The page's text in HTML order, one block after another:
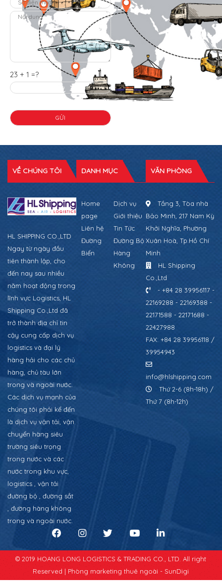
23 + 1 =?
VỀ CHÚNG TÔI
HL SHIPPING CO.,LTD
Ngay từ ngày đầu
tiên thành lập, cho
đến nay sau nhiều
năm hoạt động trong
lĩnh vực Logistics, HL
Shipping Co.,Ltd đã
trở thành địa chỉ tin
cậy cung cấp dịch vụ
logistics và đại lý
hàng hải cho các chủ
hàng, chủ tàu lớn
trong và ngoài nước.
Các dịch vụ mạnh của
chúng tôi phải kể đến
là dịch vụ vận tải, vận
chuyển hàng siêu
trường siêu trọng
trong nước và các
nước trong khu vực,
logistics , vận tải
đường bộ , đường sắt
, đường hàng không
trong và ngoài nước.
DANH MỤC
Home
page
Dịch vụ
Giới thiệu
Liên hệ
Tin Tức
Đường
Biển
Đường Bộ
Hàng
Không
VĂN PHÒNG
Tầng 3, Tòa nhà
Bảo Minh, 217 Nam Kỳ
Khởi Nghĩa, Phường
Xuân Hoà, Tp.Hồ Chí
Minh
HL Shipping
Co.,Ltd
- +84 28 39956117 -
22169288 - 22169388 -
22171588 - 22171688 -
22427988
FAX: +84 28 39956118 /
39954943
info@hlshipping.com
Thứ 2-6 (8h-18h) /
Thứ 7 (8h-12h)
© 2019 HOANG LONG LOGISTICS & TRADING CO., LTD. All right
Reserved | Phòng marketing thuê ngoài - SunDigi